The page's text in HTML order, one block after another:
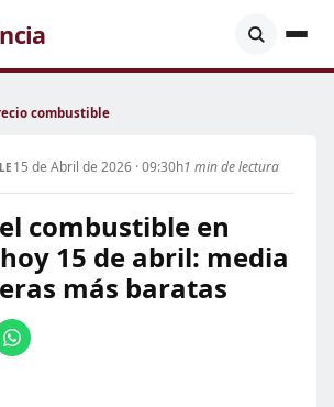
combustible
15 de Abril de 2026 · 09:30h1 min de lectura
combustible en
15 de abril: media
más baratas